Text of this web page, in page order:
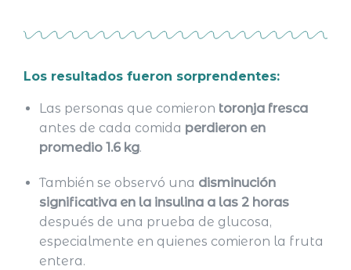
Los resultados fueron sorprendentes:
Las personas que comieron toronja fresca
antes de cada comida perdieron en
promedio 1.6 kg.
También se observó una disminución
significativa en la insulina a las 2 horas
después de una prueba de glucosa,
especialmente en quienes comieron la fruta
entera.